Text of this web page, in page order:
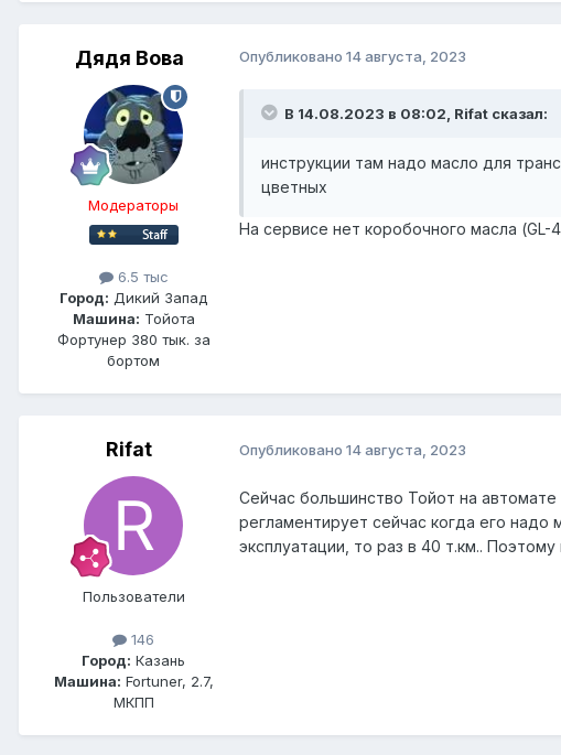
Дядя Вова
Модераторы
6.5 тыс
Город: Дикий Запад
Машина: Тойота
Фортунер 380 тык. за
бортом
Опубликовано 14 августа, 2023
В 14.08.2023 в 08:02, Rifat сказал:
инструкции там надо масло для
цветных
На сервисе нет коробочного масла (GL-
Rifat
Пользователи
146
Город: Казань
Машина: Fortuner, 2.7,
МКПП
Опубликовано 14 августа, 2023
Сейчас большинство Тойот на
регламентирует сейчас когда его надо
эксплуатации, то раз в 40 т.км..